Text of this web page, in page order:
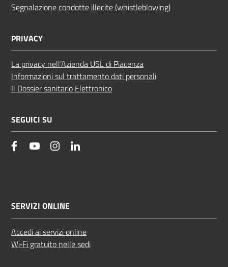
Segnalazione condotte illecite (whistleblowing)
PRIVACY
La privacy nell’Azienda USL di Piacenza
Informazioni sul trattamento dati personali
Il Dossier sanitario Elettronico
SEGUICI SU
facebookYouTube Instagram
SERVIZI ONLINE
Accedi ai servizi online
Wi‑Fi gratuito nelle sedi